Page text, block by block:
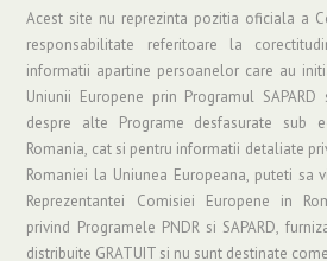
Acest site nu reprezinta pozitia oficiala a
responsabilitate referitoare la
informatii apartine persoanelor care au
Uniunii Europene prin Programul
despre alte Programe desfasurate sub
Romania, cat si pentru informatii detaliate
Romaniei la Uniunea Europeana, puteti sa
Reprezentantei Comisiei Europene in
privind Programele PNDR si SAPARD,
distribuite GRATUIT si nu sunt destinate